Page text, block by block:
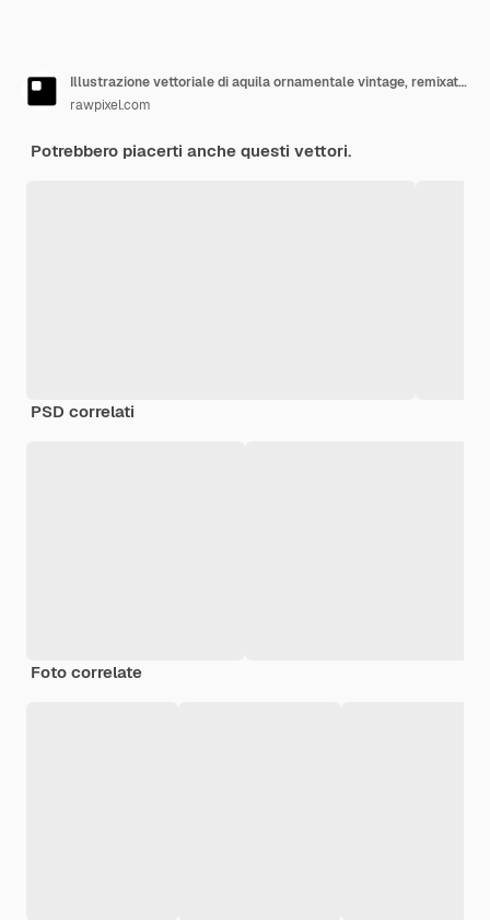
Illustrazione vettoriale di aquila ornamentale vintage, remixata dall'opera d'arte di Robert Pohle
rawpixel.com
Potrebbero piacerti anche questi vettori.
PSD correlati
Foto correlate